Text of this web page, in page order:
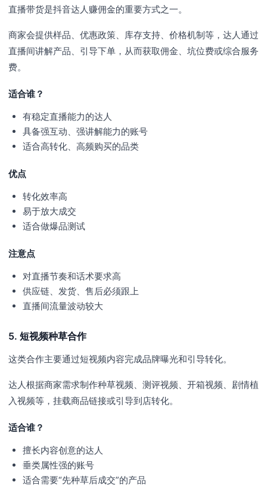
直播带货是抖音达人赚佣金的重要方式之一。
商家会提供样品、优惠政策、库存支持、价格机制等，达人通过
直播间讲解产品、引导下单，从而获取佣金、坑位费或综合服务
费。
适合谁？
有稳定直播能力的达人
具备强互动、强讲解能力的账号
适合高转化、高频购买的品类
优点
转化效率高
易于放大成交
适合做爆品测试
注意点
对直播节奏和话术要求高
供应链、发货、售后必须跟上
直播间流量波动较大
5. 短视频种草合作
这类合作主要通过短视频内容完成品牌曝光和引导转化。
达人根据商家需求制作种草视频、测评视频、开箱视频、剧情植
入视频等，挂载商品链接或引导到店转化。
适合谁？
擅长内容创意的达人
垂类属性强的账号
适合需要“先种草后成交”的产品